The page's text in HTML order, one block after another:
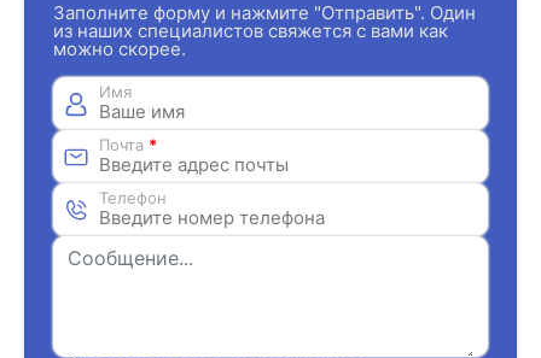
Заполните форму и нажмите "Отправить". Один
из наших специалистов свяжется с вами как
можно скорее.
Имя
Почта *
Телефон